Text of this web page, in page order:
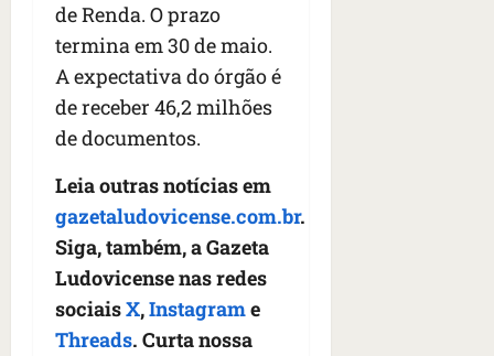
de Renda. O prazo
termina em 30 de maio.
A expectativa do órgão é
de receber 46,2 milhões
de documentos.
Leia outras notícias em
gazetaludovicense.com.br.
Siga, também, a Gazeta
Ludovicense nas redes
sociaisX,Instagrame
Threads. Curta nossa